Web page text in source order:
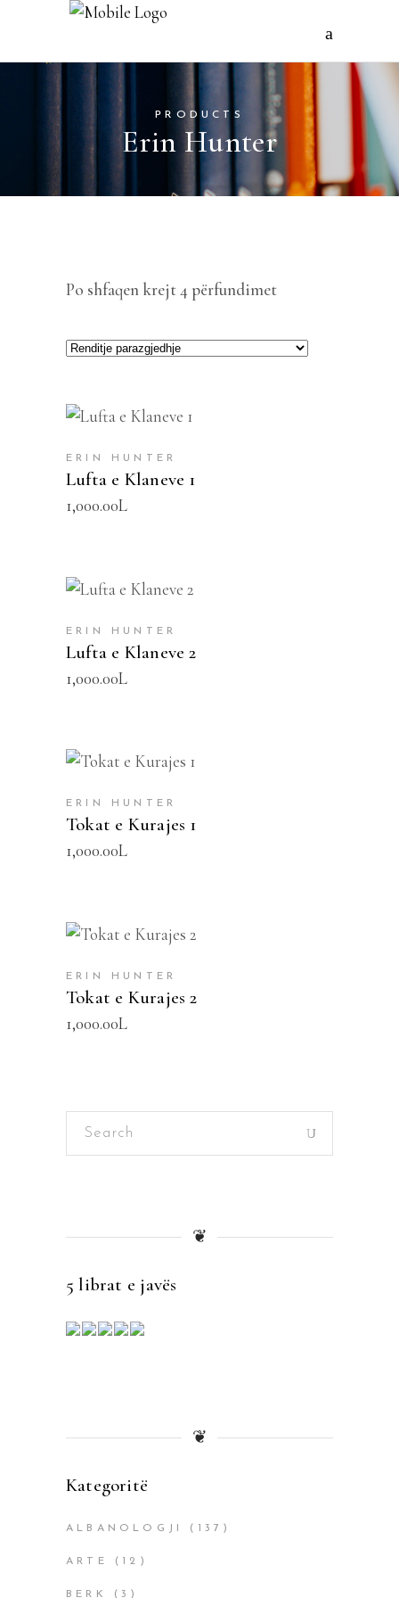
PRODUCTS
Erin Hunter
Po shfaqen krejt 4 përfundimet
ERIN HUNTER
Lufta e Klaneve 1
1,000.00L
ERIN HUNTER
Lufta e Klaneve 2
1,000.00L
SHTOJE NË SHPORTË
ERIN HUNTER
Tokat e Kurajes 1
1,000.00L
SHTOJE NË SHPORTË
ERIN HUNTER
Tokat e Kurajes 2
1,000.00L
Search
❦
5 librat e javës
❦
Kategoritë
ALBANOLOGJI (137)
ARTE (12)
BERK (3)